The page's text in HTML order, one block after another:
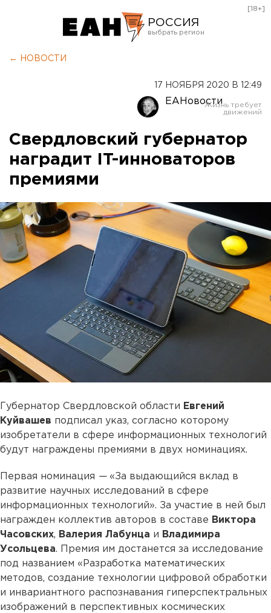
РОССИЯ
Оренбург
[18+]
← НОВОСТИ
17 НОЯБРЯ 2020 В 12:49
ЕАНовости
Свердловский губернатор
наградит IT-инноваторов
премиями
Губернатор Свердловской области Евгений
Куйвашев подписал указ, согласно которому
изобретатели в сфере информационных технологий
будут награждены премиями в двух номинациях.
Первая номинация —«За выдающийся вклад в
развитие научных исследований в сфере
информационных технологий». За участие в ней был
награжден коллектив авторов в составе Виктора
Часовских, Валерия Лабунца и Владимира
Усольцева. Премия им достанется за исследование
под названием «Разработка математических
методов, создание технологии цифровой обработки
и инвариантного распознавания гиперспектральных
изображений в перспективных космических